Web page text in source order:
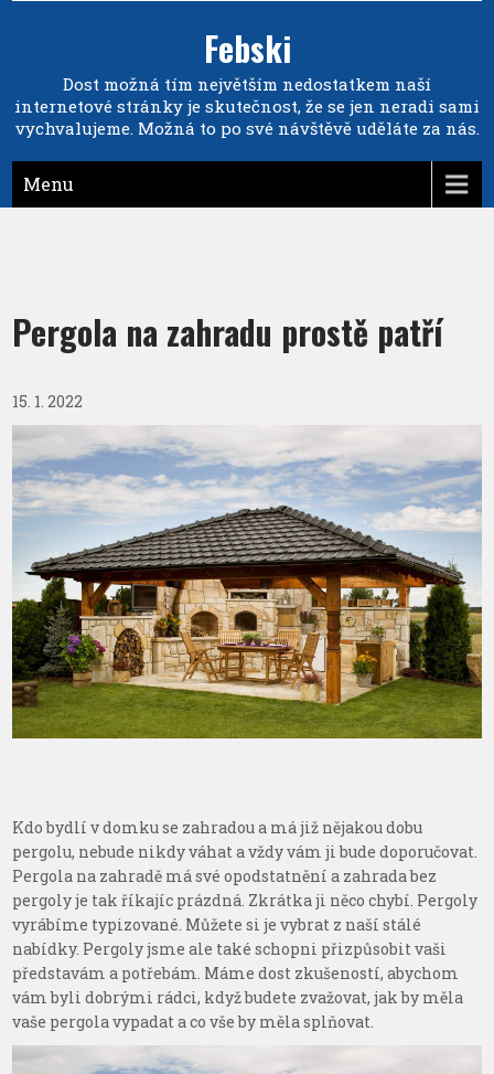
Febski
Dost možná tím největším nedostatkem naší
internetové stránky je skutečnost, že se jen neradi sami
vychvalujeme. Možná to po své návštěvě uděláte za nás.
Menu
Pergola na zahradu prostě patří
15. 1. 2022
Kdo bydlí v domku se zahradou a má již nějakou dobu
pergolu, nebude nikdy váhat a vždy vám ji bude doporučovat.
Pergola na zahradě má své opodstatnění a zahrada bez
pergoly je tak říkajíc prázdná. Zkrátka ji něco chybí. Pergoly
vyrábíme typizované. Můžete si je vybrat z naší stálé
nabídky. Pergoly jsme ale také schopni přizpůsobit vaši
představám a potřebám. Máme dost zkušeností, abychom
vám byli dobrými rádci, když budete zvažovat, jak by měla
vaše pergola vypadat a co vše by měla splňovat.